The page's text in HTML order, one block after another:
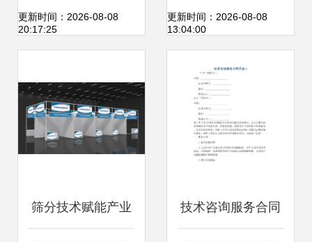
继电器 产品图片与
更新时间：2026-08-08
20:17:25
锡信拓检测技术服
更新时间：2026-08-08
13:04:00
筛分技术赋能产业 技术咨询服务合同